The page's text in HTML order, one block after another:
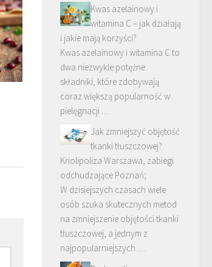
Kwas azelainowy i
witamina C – jak działają
i jakie mają korzyści?
Kwas azelainowy i witamina C to
dwa niezwykle potężne
składniki, które zdobywają
coraz większą popularność w
pielęgnacji …
Jak zmniejszyć objętość
tkanki tłuszczowej?
Kriolipoliza Warszawa, zabiegi
odchudzające Poznań;
W dzisiejszych czasach wiele
osób szuka skutecznych metod
na zmniejszenie objętości tkanki
tłuszczowej, a jednym z
najpopularniejszych …